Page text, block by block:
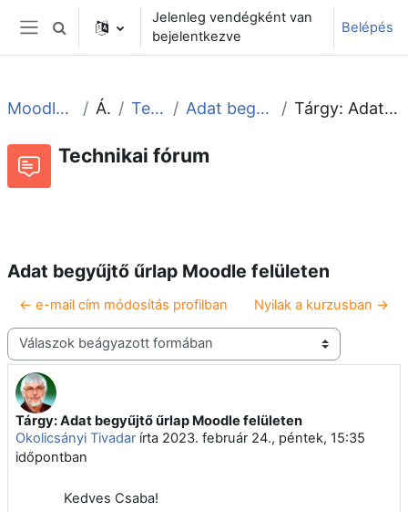
Tovább a fő tartalomhoz
Oldalpanel
Keresési bemeneti adatok váltása
Jelenleg vendégként van
bejelentkezve
Belépés
Moodle tudástár és fórum Általános Technikai fórum Adat begyűjtő űrlap Moodle felületen Tárgy: Adat begyűjtő űrlap Moodle felületen
Technikai fórum
Adat begyűjtő űrlap Moodle felületen
← e-mail cím módosítás profilban Nyilak a kurzusban →
Megjelenítési mód
Tárgy: Adat begyűjtő űrlap Moodle felületen
Okolicsányi Tivadar írta 2023. február 24., péntek, 15:35
időpontban
Válaszok szám: 0
Kedves Csaba!